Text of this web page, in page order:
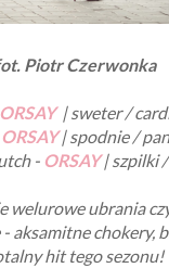
Piotr Czerwonka
ORSAY|sweter /
ORSAY| spodnie /
- ORSAY| szpilki /
welurowe ubrania
aksamitne chokery,
hit tego sezonu!